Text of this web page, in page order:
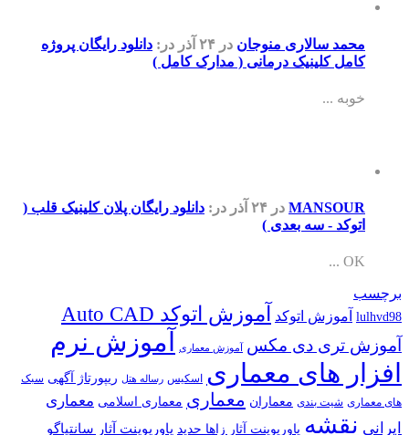
محمد سالاری منوجان در ۲۴ آذر در: دانلود رایگان پروژه
کامل کلینیک درمانی ( مدارک کامل )
خوبه ...
MANSOUR در ۲۴ آذر در: دانلود رایگان پلان کلینیک قلب (
اتوکد - سه بعدی )
OK ...
برچسب
lulhvd98 آموزش اتوکد آموزش اتوکد Auto CAD
آموزش تری دی مکس آموزش معماری
آموزش نرم
افزار های معماری اسکیس رساله هتل ریپورتاژ آگهی سبک
های معماری شیت بندی معماران معماری معماری اسلامی معماری
ایرانی نقشه پاورپوینت آثار زاها حدید پاورپوینت آثار سانتیاگو